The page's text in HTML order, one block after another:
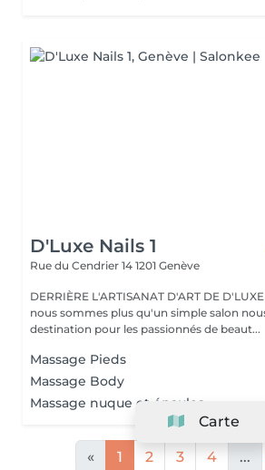
D'Luxe Nails 1
Rue du Cendrier 14 1201 Genève
DERRIÈRE L'ARTISANAT D'ART DE D'LUXE Chez D'Luxe Nails,
nous sommes plus qu'un simple salon nous sommes une
destination pour les passionnés de beaut...
Massage Pieds
Massage Body
Massage nuque et épaules
« 1 2 3 4 ...
Carte